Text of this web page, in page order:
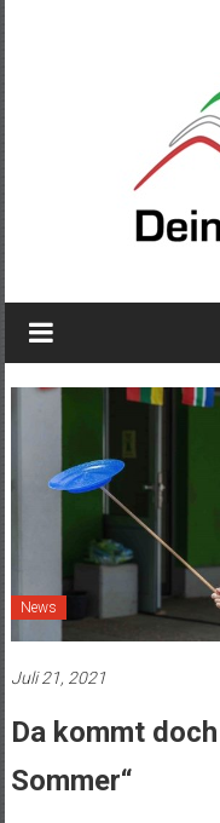
News
Juli 21, 2021
Da kommt
Sommer“